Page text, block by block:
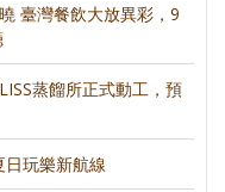
臺灣餐飲大放異彩，9
蒸餾所正式動工，預
玩樂新航線